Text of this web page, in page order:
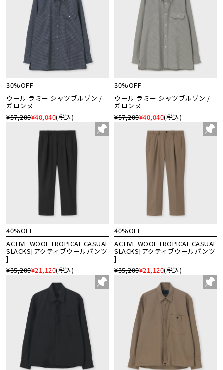
30%OFF
ウール ラミー シャツブルゾン /
ガロンヌ
¥57,200¥40,040(税込)
30%OFF
ウール ラミー シャツブルゾン /
ガロンヌ
¥57,200¥40,040(税込)
40%OFF
ACTIVE WOOL TROPICAL CASUAL
SLACKS[アクティブウールパンツ
]
¥35,200¥21,120(税込)
40%OFF
ACTIVE WOOL TROPICAL CASUAL
SLACKS[アクティブウールパンツ
]
¥35,200¥21,120(税込)